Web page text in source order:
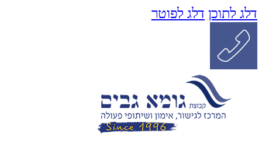
דלג לתוכן דלג לפוטר